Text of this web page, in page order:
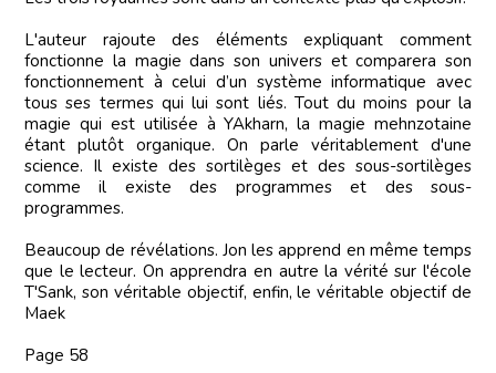
L'auteur rajoute des éléments expliquant comment
fonctionne la magie dans son univers et comparera son
fonctionnement à celui d’un système informatique avec
tous ses termes qui lui sont liés. Tout du moins pour la
magie qui est utilisée à YAkharn, la magie mehnzotaine
étant plutôt organique. On parle véritablement d'une
science. Il existe des sortilèges et des sous-sortilèges
comme il existe des programmes et des sous-
programmes.
Beaucoup de révélations. Jon les apprend en même temps
que le lecteur. On apprendra en autre la vérité sur l'école
T'Sank, son véritable objectif, enfin, le véritable objectif de
Maek
Page 58